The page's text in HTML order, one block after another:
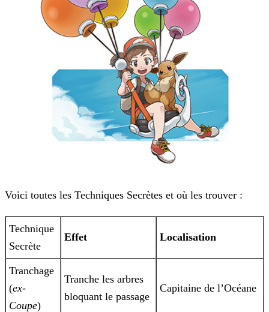
Voici toutes les Techniques Secrètes et où les trouver :
Technique
Secrète
Effet Localisation
Tranchage
(ex-
Coupe)
Tranche les arbres
bloquant le passage
Capitaine de l’Océane